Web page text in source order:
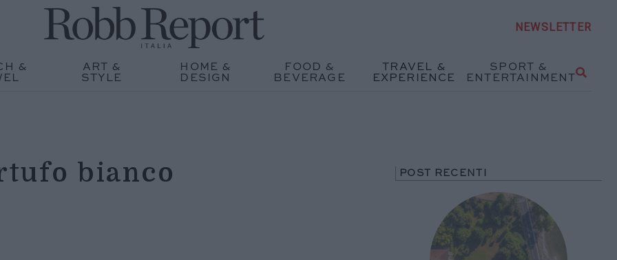
NEWSLETTER
&
ART &
STYLE
HOME &
DESIGN
FOOD &
BEVERAGE
TRAVEL &
EXPERIENCE
SPORT &
ENTERTAINMENT
bianco POST RECENTI